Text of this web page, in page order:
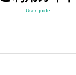
User guide